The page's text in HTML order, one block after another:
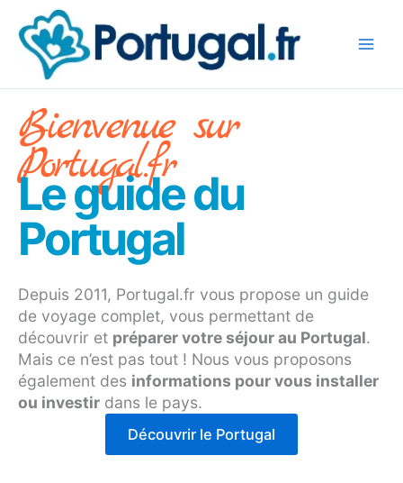
contenu
Bienvenue sur
Portugal.fr
Le guide du
Portugal
Depuis 2011, Portugal.fr vous propose un guide
de voyage complet, vous permettant de
découvrir et préparer votre séjour au Portugal.
Mais ce n’est pas tout ! Nous vous proposons
également des informations pour vous installer
ou investir dans le pays.
Découvrir le Portugal